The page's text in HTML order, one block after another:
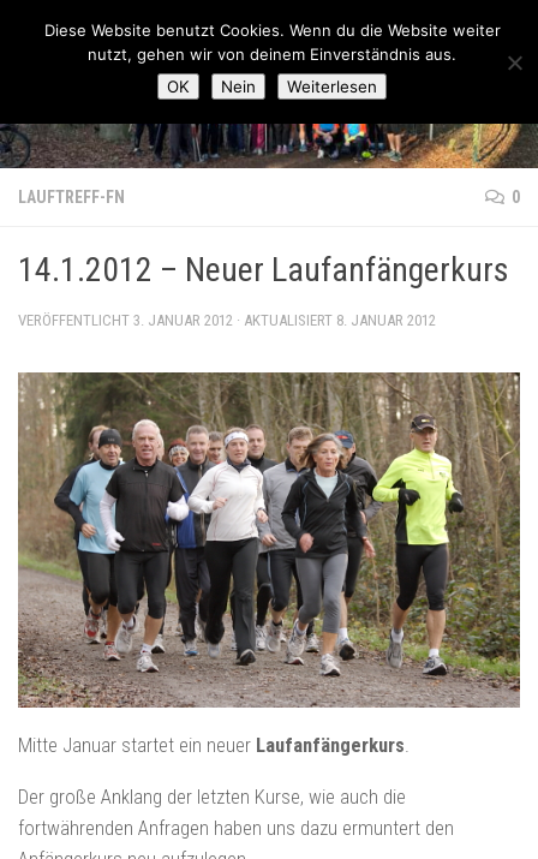
Zum Inhalt springen
Lauftreff-FN
LAUFTREFF-FN 0
14.1.2012 – Neuer Laufanfängerkurs
VERÖFFENTLICHT 3. JANUAR 2012 · AKTUALISIERT 8. JANUAR 2012
Mitte Januar startet ein neuer Laufanfängerkurs
Der große Anklang der letzten Kurse, wie auch die
fortwährenden Anfragen haben uns dazu ermuntert den
Diese Website benutzt Cookies. Wenn du die Website weiter
nutzt, gehen wir von deinem Einverständnis aus.
OK
Nein Weiterlesen